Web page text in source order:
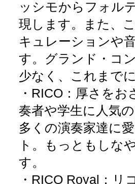
ッシモからフォル
現します。また、
キュレーションや
す。グランド・コ
少なく、これまで
・RICO：厚さを
奏者や学生に人気
多くの演奏家達に
ト。もっともしな
す。
・RICO Royal：